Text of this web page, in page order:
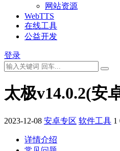
网站资源
WebTTS
在线工具
公益开发
登录
太极v14.0.2(安
2023-12-08 安卓专区 软件工具 1
详情介绍